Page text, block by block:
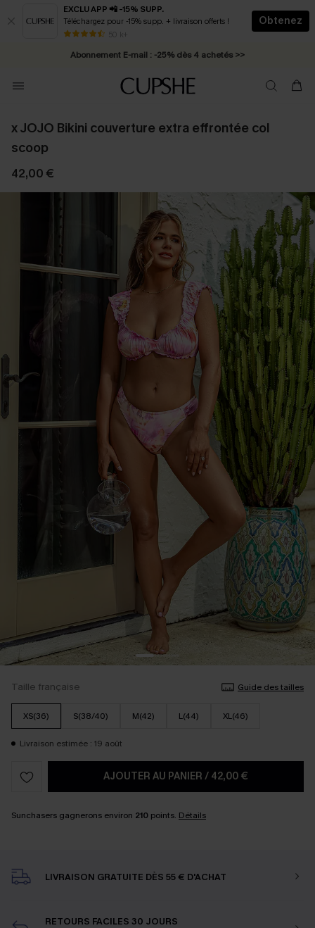
EXCLU APP 📲 -15% SUPP.
Téléchargez pour -15% supp. + livraison offerts !
50 k+
Obtenez
* Livraison éclair 2-3 jours ouvrés >>
Abonnement E-mail : -25% dès 4 achetés >>
x JOJO Bikini couverture extra effrontée col
scoop
42,00 €
Taille française Guide des tailles
XS(36) S(38/40) M(42) L(44) XL(46)
Livraison estimée : 19 août
AJOUTER AU PANIER / 42,00 €
Sunchasers gagnerons environ 210 points. Détails
LIVRAISON GRATUITE DÈS 55 € D'ACHAT
RETOURS FACILES 30 JOURS